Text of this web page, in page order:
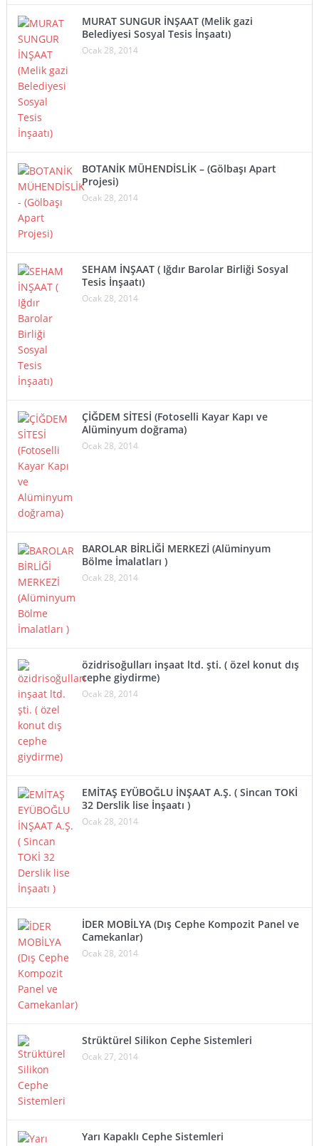
MURAT SUNGUR İNŞAAT (Melik gazi
Belediyesi Sosyal Tesis İnşaatı)
Ocak 28, 2014
BOTANİK MÜHENDİSLİK – (Gölbaşı Apart
Projesi)
Ocak 28, 2014
SEHAM İNŞAAT ( Iğdır Barolar Birliği Sosyal
Tesis İnşaatı)
Ocak 28, 2014
ÇİĞDEM SİTESİ (Fotoselli Kayar Kapı ve
Alüminyum doğrama)
Ocak 28, 2014
BAROLAR BİRLİĞİ MERKEZİ (Alüminyum
Bölme İmalatları )
Ocak 28, 2014
özidrisoğulları inşaat ltd. şti. ( özel konut dış
cephe giydirme)
Ocak 28, 2014
EMİTAŞ EYÜBOĞLU İNŞAAT A.Ş. ( Sincan TOKİ
32 Derslik lise İnşaatı )
Ocak 28, 2014
İDER MOBİLYA (Dış Cephe Kompozit Panel ve
Camekanlar)
Ocak 28, 2014
Strüktürel Silikon Cephe Sistemleri
Ocak 27, 2014
Yarı Kapaklı Cephe Sistemleri